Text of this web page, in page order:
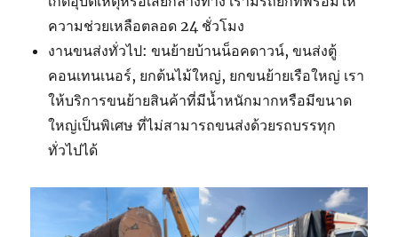
ความช่วยเหลือตลอด 24 ชั่วโมง
งานขนส่งทั่วไป: ขนย้ายบ้านน็อคดาวน์, ขนส่งตู้
คอนเทนเนอร์, ยกต้นไม้ใหญ่, ยกขนย้ายเรือใหญ่ เรา
ให้บริการขนย้ายสินค้าที่มีน้ำหนักมากหรือมีขนาด
ใหญ่เป็นพิเศษ ที่ไม่สามารถขนส่งด้วยรถบรรทุก
ทั่วไปได้